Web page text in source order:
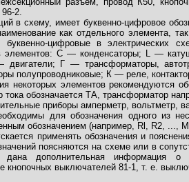
96-2.
в схему, имеет буквенно-цифровое
как отдельного элемента,
цифровые в электрических
элементов: С — конденсаторы; L —
двигатели; Г — трансформаторы,
полупроводниковые; К — реле,
некоторых элементов рекомендуются
тока обозначается ТА, трансформатор
приборы амперметр, вольтметр,
для обозначения одного из
обозначением (например, Rl, R2, ...,
применять обозначения и
поясняются на схеме или в
дополнительная информация о
кнопочных выключа­телей 81-1, т. е.